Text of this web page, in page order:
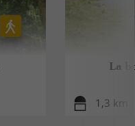
La
1,3 km